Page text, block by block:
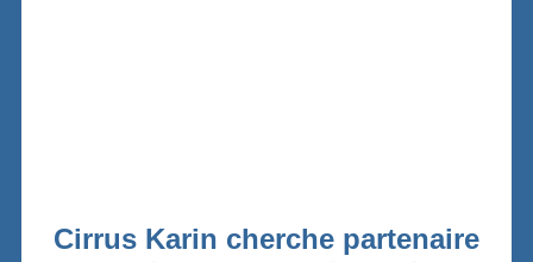
Cirrus Karin cherche partenaire